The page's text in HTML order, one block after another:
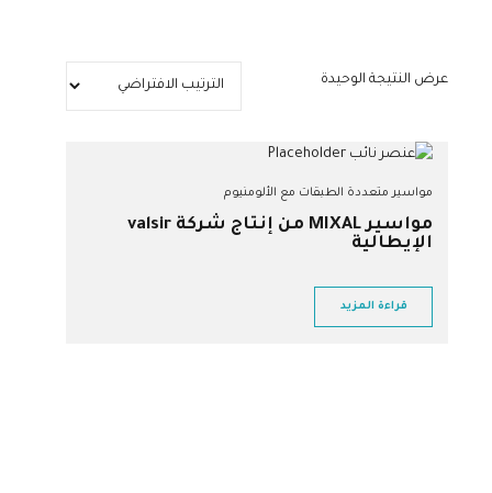
عرض النتيجة الوحيدة
مواسير متعددة الطبقات مع الألومنيوم
مواسير MIXAL من إنتاج شركة valsir
الإيطالية
قراءة المزيد